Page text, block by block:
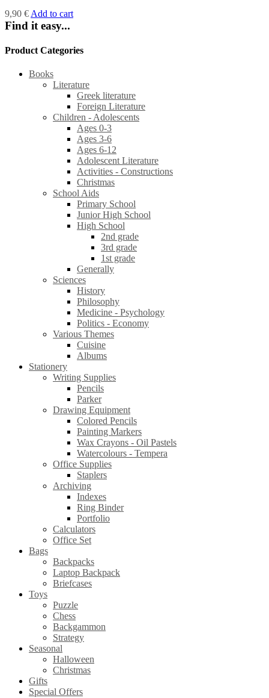
9,90 € Add to cart
Find it easy...
Product Categories
Books
Literature
Greek literature
Foreign Literature
Children - Adolescents
Ages 0-3
Ages 3-6
Ages 6-12
Adolescent Literature
Activities - Constructions
Christmas
School Aids
Primary School
Junior High School
High School
2nd grade
3rd grade
1st grade
Generally
Sciences
History
Philosophy
Medicine - Psychology
Politics - Economy
Various Themes
Cuisine
Albums
Stationery
Writing Supplies
Pencils
Parker
Drawing Equipment
Colored Pencils
Painting Markers
Wax Crayons - Oil Pastels
Watercolours - Tempera
Office Supplies
Staplers
Archiving
Indexes
Ring Binder
Portfolio
Calculators
Office Set
Bags
Backpacks
Laptop Backpack
Briefcases
Toys
Puzzle
Chess
Backgammon
Strategy
Seasonal
Halloween
Christmas
Gifts
Special Offers